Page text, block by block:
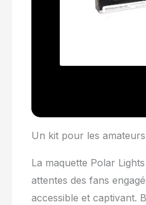
Un kit pour les
La maquette Polar
attentes des fans
accessible et captivant.